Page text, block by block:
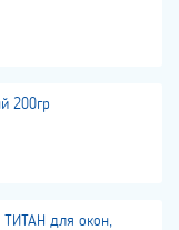
200гр
ТИТАН для окон,